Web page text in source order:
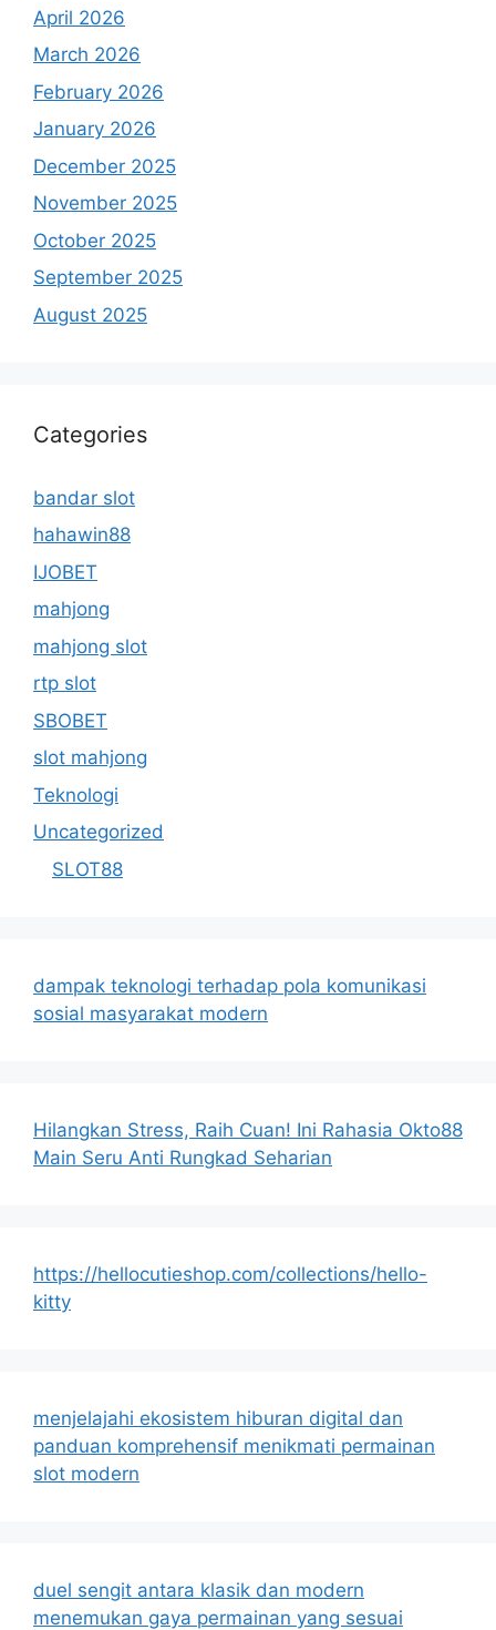
April 2026
March 2026
February 2026
January 2026
December 2025
November 2025
October 2025
September 2025
August 2025
Categories
bandar slot
hahawin88
IJOBET
mahjong
mahjong slot
rtp slot
SBOBET
slot mahjong
Teknologi
Uncategorized
SLOT88
dampak teknologi terhadap pola komunikasi
sosial masyarakat modern
Hilangkan Stress, Raih Cuan! Ini Rahasia Okto88
Main Seru Anti Rungkad Seharian
https://hellocutieshop.com/collections/hello-
kitty
menjelajahi ekosistem hiburan digital dan
panduan komprehensif menikmati permainan
slot modern
duel sengit antara klasik dan modern
menemukan gaya permainan yang sesuai